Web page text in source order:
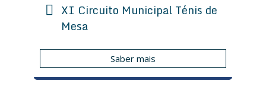
XI Circuito Municipal Ténis de
Mesa
Saber mais